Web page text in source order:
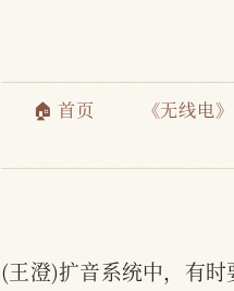
🏠 首页 《无线电
(王澄)扩音系统中，有